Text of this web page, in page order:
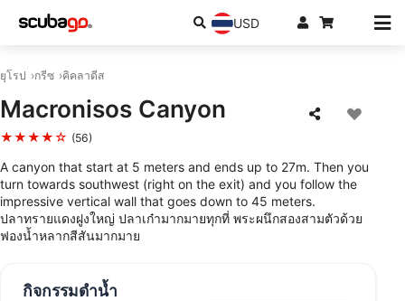
USD
ยุโรป กรีซ คิคลาดีส
Macronisos Canyon
★★★★☆ (56)
A canyon that start at 5 meters and ends up to 27m. Then you
turn towards southwest (right on the exit) and you follow the
impressive vertical wall that goes down to 45 meters.
ปลาทรายแดงฝูงใหญ่ ปลาเก๋ามากมายทุกที่ พระผนึกสองสามตัวด้วย
ฟองน้ำหลากสีสันมากมาย
กิจกรรมดำน้ำ